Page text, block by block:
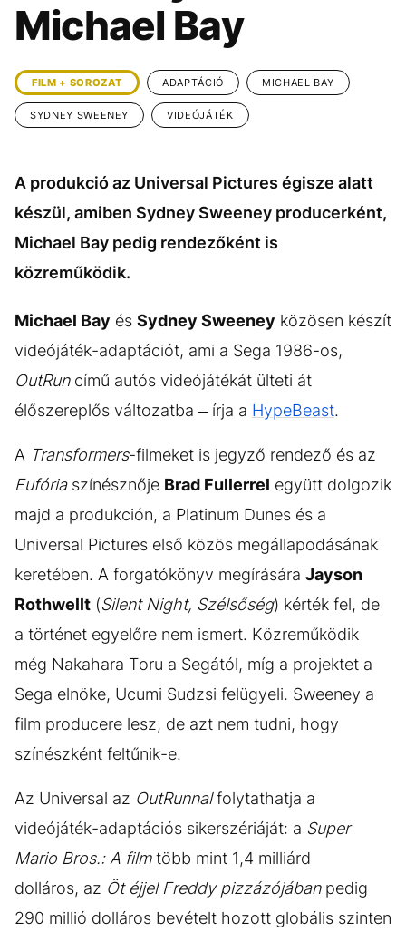
KÖZÉLET
ÉLETMÓD DESIGN
BESZÉLGETÉSEK ARCOK
VIDEÓ TÖRTÉNETEK
Michael Bay
FILM + SOROZAT ADAPTÁCIÓ MICHAEL BAY
SYDNEY SWEENEY VIDEÓJÁTÉK
A produkció az Universal Pictures égisze alatt
készül, amiben Sydney Sweeney producerként,
Michael Bay pedig rendezőként is
közreműködik.
Michael Bay és Sydney Sweeney közösen készít
videójáték-adaptációt, ami a Sega 1986-os,
OutRuncímű autós videójátékát ülteti át
élőszereplős változatba – írja a HypeBeast.
A Transformers-filmeket is jegyző rendező és az
Eufóriaszínésznője Brad Fullerrel együtt dolgozik
majd a produkción, a Platinum Dunes és a
Universal Pictures első közös megállapodásának
keretében. A forgatókönyv megírására Jayson
Rothwellt (Silent Night, Szélsőség) kérték fel, de
a történet egyelőre nem ismert. Közreműködik
még Nakahara Toru a Segától, míg a projektet a
Sega elnöke, Ucumi Sudzsi felügyeli. Sweeney a
film producere lesz, de azt nem tudni, hogy
színészként feltűnik-e.
Az Universal az OutRunnalfolytathatja a
videójáték-adaptációs sikerszériáját: a Super
Mario Bros.: A filmtöbb mint 1,4 milliárd
dolláros, az Öt éjjel Freddy pizzázójábanpedig
290 millió dolláros bevételt hozott globális szinten